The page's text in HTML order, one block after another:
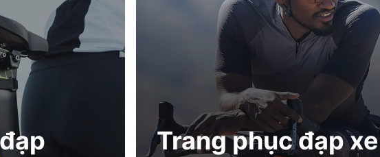
Trang phục đạp xe